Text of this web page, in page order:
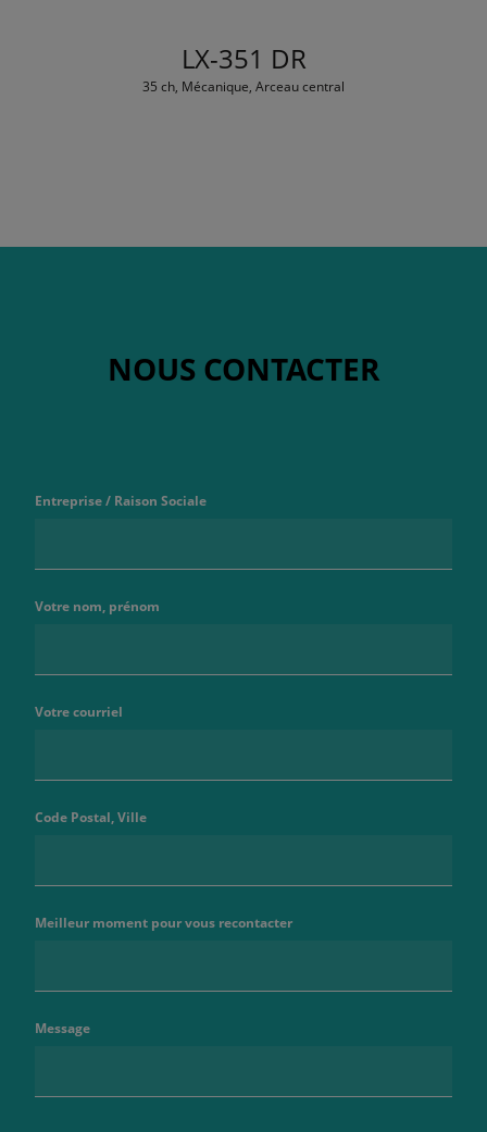
LX-351 DR
35 ch, Mécanique, Arceau central
NOUS CONTACTER
Entreprise / Raison Sociale
Votre nom, prénom
Votre courriel
Code Postal, Ville
Meilleur moment pour vous recontacter
Message